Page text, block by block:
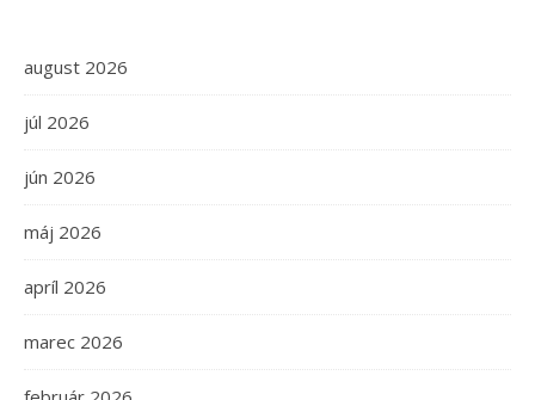
august 2026
júl 2026
jún 2026
máj 2026
apríl 2026
marec 2026